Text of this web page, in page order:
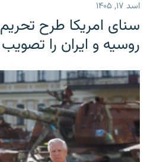
اسد ۱۷, ۱۴۰۵
سنای امریکا طرح
روسیه و ایران را